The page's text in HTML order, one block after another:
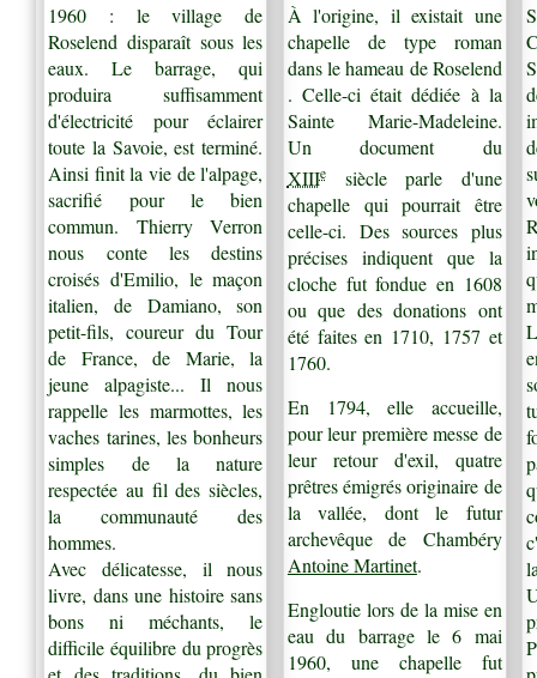
1960 : le village de
Roselend disparaît sous les
eaux. Le barrage, qui
produira suffisamment
d'électricité pour éclairer
toute la Savoie, est terminé.
Ainsi finit la vie de l'alpage,
sacrifié pour le bien
commun. Thierry Verron
nous conte les destins
croisés d'Emilio, le maçon
italien, de Damiano, son
petit-fils, coureur du Tour
de France, de Marie, la
jeune alpagiste... Il nous
rappelle les marmottes, les
vaches tarines, les bonheurs
simples de la nature
respectée au fil des siècles,
la communauté des
hommes.
Avec délicatesse, il nous
livre, dans une histoire sans
bons niméchants, le
difficile équilibre du progrès
À l'origine, il existait une
chapelle de type roman
dans le hameau de Roselend
. Celle-ci était dédiée à la
Sainte Marie-Madeleine.
Un document du
XIIIesiècle parle d'une
chapelle qui pourrait être
celle-ci. Des sources plus
précises indiquent que la
cloche fut fondue en 1608
ou que des donations ont
été faites en 1710, 1757 et
1760.
En 1794, elle accueille,
pour leur première messe de
leur retour d'exil, quatre
prêtres émigrés originaire de
la vallée, dont le futur
archevêque de Chambéry
Antoine Martinet.
Engloutie lors de la mise en
eau du barrage le 6 mai
1960, une chapelle fut